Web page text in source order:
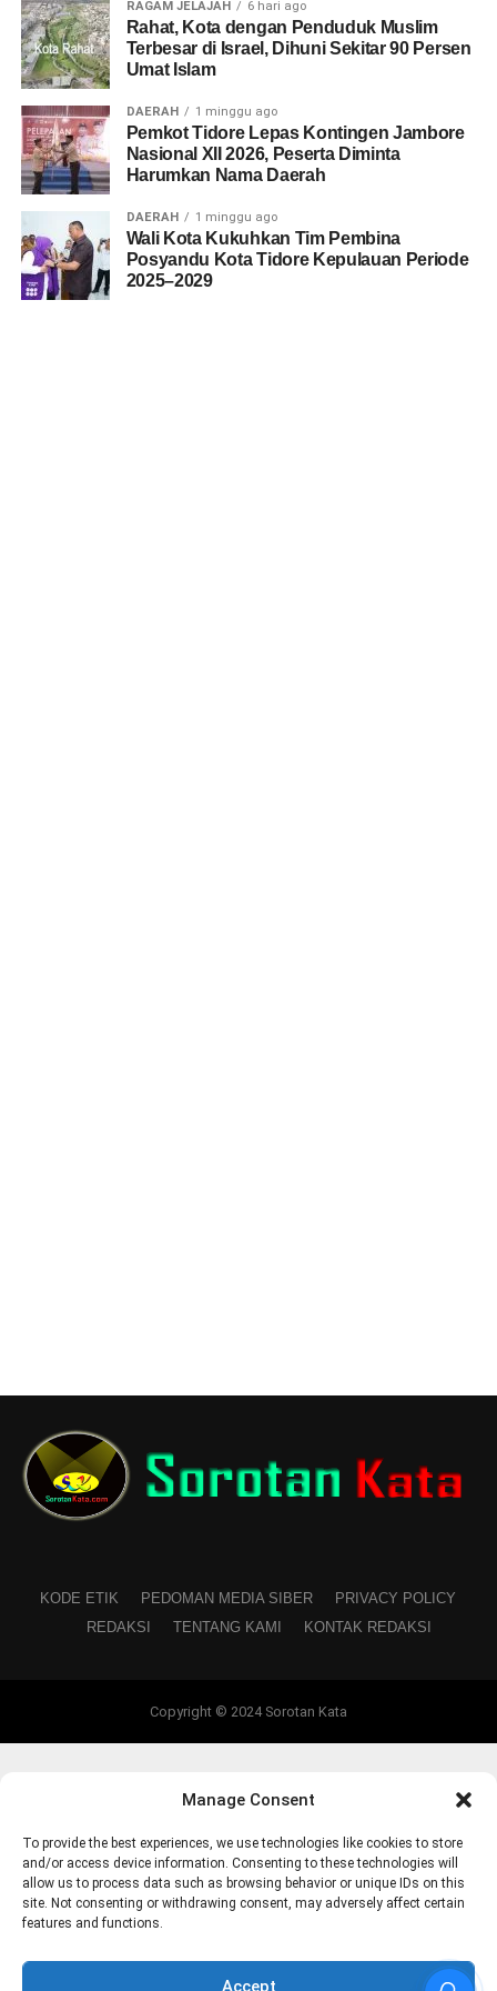
Manage Consent
To provide the best experiences, we use technologies like cookies to store
and/or access device information. Consenting to these technologies will
allow us to process data such as browsing behavior or unique IDs on this
site. Not consenting or withdrawing consent, may adversely affect certain
features and functions.
Accept
RAGAM JELAJAH 6 hari ago
Rahat, Kota dengan Penduduk Muslim
Terbesar di Israel, Dihuni Sekitar 90 Persen
Umat Islam
DAERAH 1 minggu ago
Pemkot Tidore Lepas Kontingen Jambore
Nasional XII 2026, Peserta Diminta
Harumkan Nama Daerah
DAERAH 1 minggu ago
Wali Kota Kukuhkan Tim Pembina
Posyandu Kota Tidore Kepulauan Periode
2025–2029
KODE ETIK PEDOMAN MEDIA SIBER
PRIVACY POLICY
REDAKSI
TENTANG KAMI KONTAK REDAKSI
Copyright © 2024 Sorotan Kata